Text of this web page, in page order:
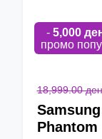
- 5,000
промо
18,999.00